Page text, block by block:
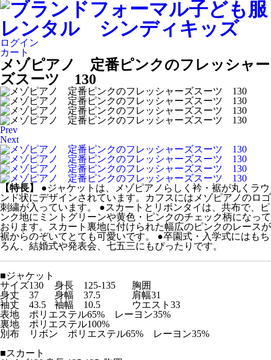
ログイン
カート
メゾピアノ 定番ピンクのフレッシャー
ズスーツ 130
Prev
Next
【特長】 ●ジャケットは、メゾピアノらしく衿・裾が丸くラウ
ンド状にデザインされています。カフスにはメゾピアノのロゴ
刺繍が入っています。 ●スカートとリボンタイは、共布で、ピ
ンク地にミントグリーンや黄色・ピンクのチェック柄になって
おります。スカート裏地に付けられた幅広のピンクのレースが
裾からのぞいてとても可愛いです。 ●卒園式・入学式にはもち
ろん、結婚式や発表会、七五三にもぴったりです。
■ジャケット
サイズ130 身長 125-135
胸囲
身丈
37 身幅 37.5
肩幅31
袖丈
43.5 袖幅 10.5
ウエスト33
表地
ポリエステル65% レーヨン35%
裏地
ポリエステル100%
別布
リボン ポリエステル65% レーヨン35%
■スカート